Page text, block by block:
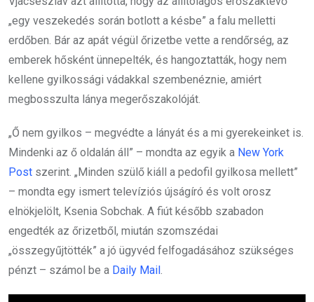
„egy veszekedés során botlott a késbe” a falu melletti
erdőben. Bár az apát végül őrizetbe vette a rendőrség, az
emberek hősként ünnepelték, és hangoztatták, hogy nem
kellene gyilkossági vádakkal szembenéznie, amiért
megbosszulta lánya megerőszakolóját.
„Ő nem gyilkos – megvédte a lányát és a mi gyerekeinket is.
Mindenki az ő oldalán áll” – mondta az egyik a New York
Post szerint. „Minden szülő kiáll a pedofil gyilkosa mellett”
– mondta egy ismert televíziós újságíró és volt orosz
elnökjelölt, Ksenia Sobchak. A fiút később szabadon
engedték az őrizetből, miután szomszédai
„összegyűjtötték” a jó ügyvéd felfogadásához szükséges
pénzt – számol be a Daily Mail